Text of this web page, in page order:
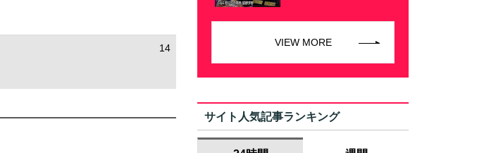
14
VIEW MORE
サイト人気記事ランキング